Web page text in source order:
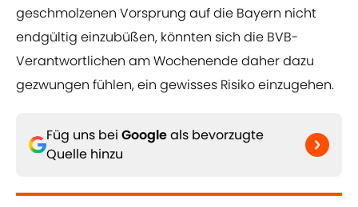
geschmolzenen Vorsprung auf die Bayern nicht
endgültig einzubüßen, könnten sich die BVB-
Verantwortlichen am Wochenende daher dazu
gezwungen fühlen, ein gewisses Risiko einzugehen.
Füg uns bei Googleals bevorzugte
Quelle hinzu